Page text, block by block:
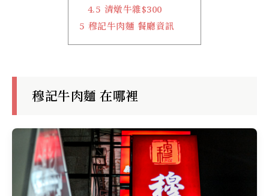
4.5 清燉牛雜$300
5 穆記牛肉麵 餐廳資訊
穆記牛肉麵 在哪裡